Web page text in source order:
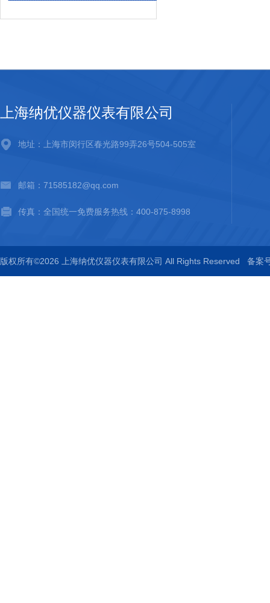
上海纳优仪器仪表有限公司
地址：上海市闵行区春光路99弄26号504-505室
邮箱：71585182@qq.com
传真：全国统一免费服务热线：400-875-8998
版权所有©2026 上海纳优仪器仪表有限公司 All Rights Reserved 备案